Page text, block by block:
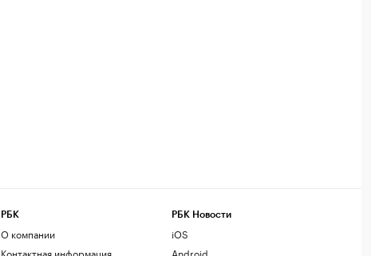
РБК
О компании
Контактная информация
РБК Новости
iOS
Android